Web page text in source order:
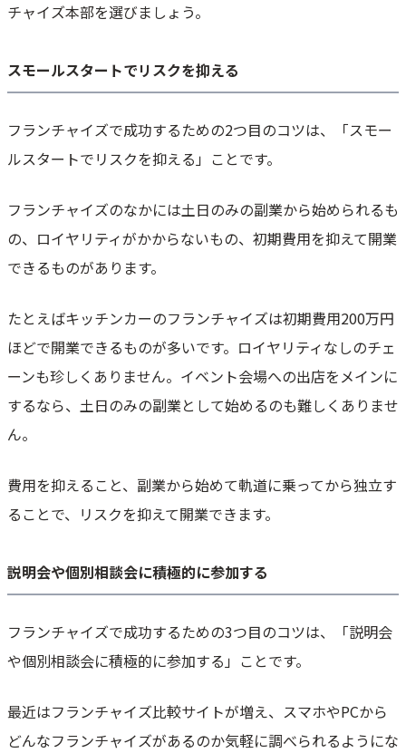
チャイズ本部を選びましょう。
スモールスタートでリスクを抑える
フランチャイズで成功するための2つ目のコツは、「スモー
ルスタートでリスクを抑える」ことです。
フランチャイズのなかには土日のみの副業から始められるも
の、ロイヤリティがかからないもの、初期費用を抑えて開業
できるものがあります。
たとえばキッチンカーのフランチャイズは初期費用200万円
ほどで開業できるものが多いです。ロイヤリティなしのチェ
ーンも珍しくありません。イベント会場への出店をメインに
するなら、土日のみの副業として始めるのも難しくありませ
ん。
費用を抑えること、副業から始めて軌道に乗ってから独立す
ることで、リスクを抑えて開業できます。
説明会や個別相談会に積極的に参加する
フランチャイズで成功するための3つ目のコツは、「説明会
や個別相談会に積極的に参加する」ことです。
最近はフランチャイズ比較サイトが増え、スマホやPCから
どんなフランチャイズがあるのか気軽に調べられるようにな